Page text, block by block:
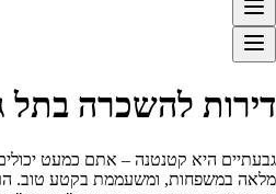
דירות להשכרה בתל
גבעתיים היא קטנטנה – אתם כמעט
מלאה במשפחות, ומשעממת בקטע טוב.